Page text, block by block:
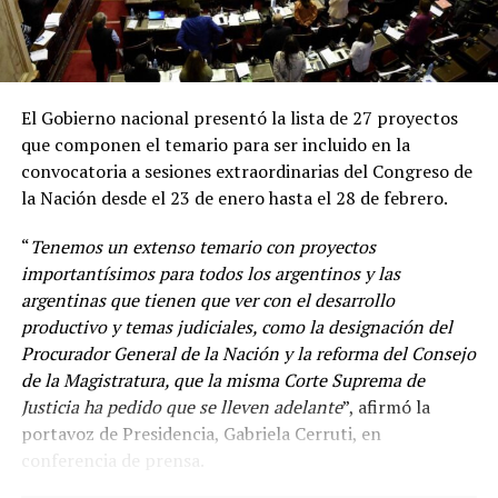
“Venimos diciendo que la circulación de las variantes ha
sido muy dinámica y desde el principio la vacuna en el
El Gobierno nacional presentó la lista de 27 proyectos
que componen el temario para ser incluido en la
convocatoria a sesiones extraordinarias del Congreso de
la Nación desde el 23 de enero hasta el 28 de febrero.
“Tenemos un extenso temario con proyectos
importantísimos para todos los argentinos y las
argentinas que tienen que ver con el desarrollo
productivo y temas judiciales, como la designación del
Procurador General de la Nación y la reforma del Consejo
de la Magistratura, que la misma Corte Suprema de
Justicia ha pedido que se lleven adelante”, afirmó la
portavoz de Presidencia, Gabriela Cerruti, en
conferencia de prensa.